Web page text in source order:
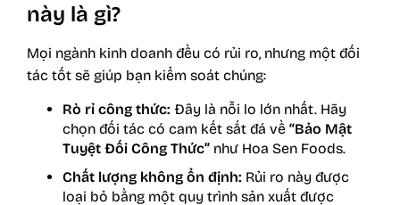
này là gì?
Mọi ngành kinh doanh đều có rủi ro, nhưng một đối
tác tốt sẽ giúp bạn kiểm soát chúng:
Rò rỉ công thức: Đây là nỗi lo lớn nhất. Hãy
chọn đối tác có cam kết sắt đá về “Bảo Mật
Tuyệt Đối Công Thức” như Hoa Sen Foods.
Chất lượng không ổn định: Rủi ro này được
loại bỏ bằng một quy trình sản xuất được